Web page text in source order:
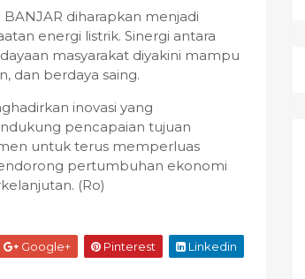
diharapkan menjadi
energi listrik. Sinergi antara
masyarakat diyakini mampu
dan berdaya saing.
inovasi yang
pencapaian tujuan
untuk terus memperluas
pertumbuhan ekonomi
(Ro)
Google+ Pinterest Linkedin